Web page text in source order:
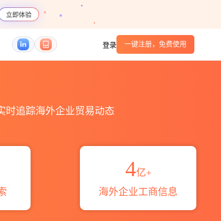
立即体验
登录 一键注册，免费使用
时追踪海外企业贸易动态
4亿+
海外企业工商信息